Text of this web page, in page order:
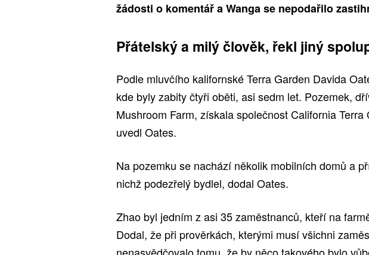
žádosti o komentář a Wanga se nepodařilo
Přátelský a milý člověk, řekl jiný
Podle mluvčího kalifornské Terra Garden Davida
kde byly zabity čtyři oběti, asi sedm let. Pozemek,
Mushroom Farm, získala společnost California
uvedl Oates.
Na pozemku se nachází několik mobilních domů a
nichž podezřelý bydlel, dodal Oates.
Zhao byl jedním z asi 35 zaměstnanců, kteří na
Dodal, že při prověrkách, kterými musí všichni